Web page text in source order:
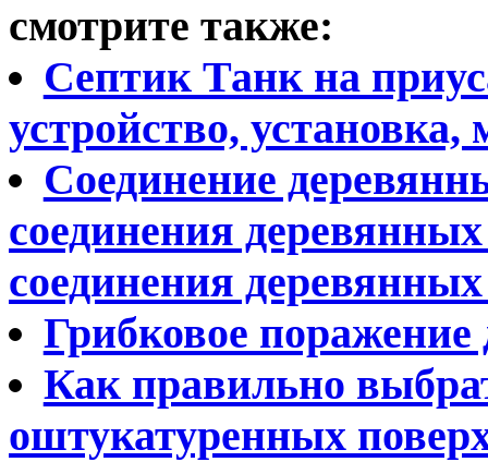
смотрите также:
Септик Танк на
устройство,
Соединение
соединения
соединения
Грибковое
Как правильно
оштукатуренных